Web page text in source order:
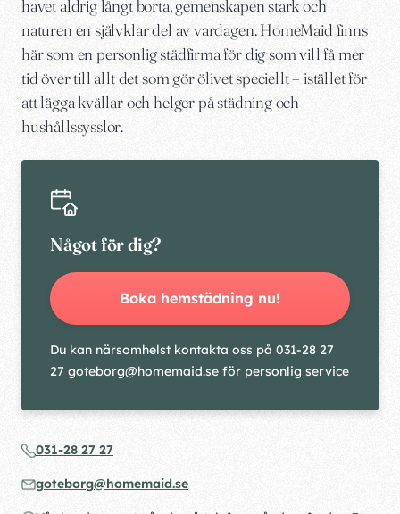
havet aldrig långt borta, gemenskapen stark och
naturen en självklar del av vardagen. HomeMaid finns
här som en personlig städfirma för dig som vill få mer
tid över till allt det som gör ölivet speciellt – istället för
att lägga kvällar och helger på städning och
hushållssysslor.
Något för dig?
Boka hemstädning nu!
Du kan närsomhelst kontakta oss på 031-28 27
27 goteborg@homemaid.se för personlig service
031-28 27 27
goteborg@homemaid.se